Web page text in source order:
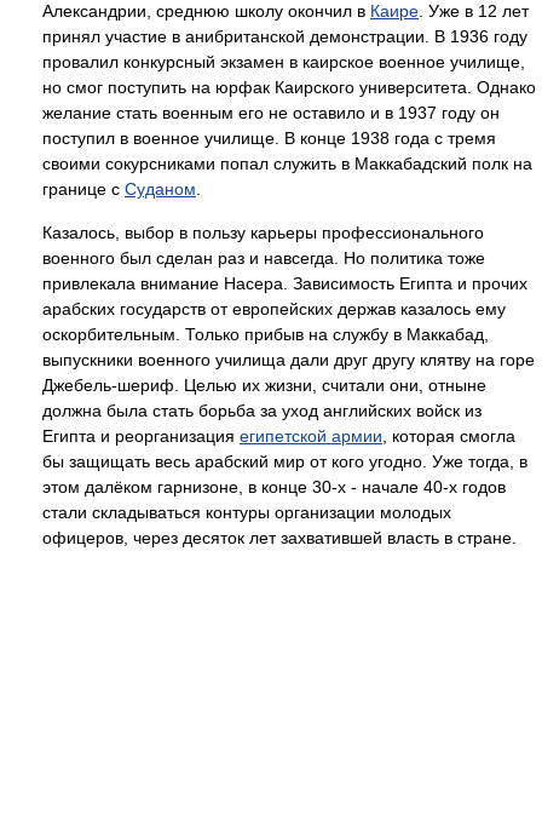
Александрии, среднюю школу окончил в Каире . Уже в 12 лет
принял участие в анибританской демонстрации. В 1936 году
провалил конкурсный экзамен в каирское военное училище,
но смог поступить на юрфак Каирского университета. Однако
желание стать военным его не оставило и в 1937 году он
поступил в военное училище. В конце 1938 года с тремя
своими сокурсниками попал служить в Маккабадский полк на
границе с Суданом
Казалось, выбор в пользу карьеры профессионального
военного был сделан раз и навсегда. Но политика тоже
привлекала внимание Насера. Зависимость Египта и прочих
арабских государств от европейских держав казалось ему
оскорбительным. Только прибыв на службу в Маккабад,
выпускники военного училища дали друг другу клятву на горе
Джебель-шериф. Целью их жизни, считали они, отныне
должна была стать борьба за уход английских войск из
Египта и реорганизация египетской армии , которая смогла
бы защищать весь арабский мир от кого угодно. Уже тогда, в
этом далёком гарнизоне, в конце 30-х - начале 40-х годов
стали складываться контуры организации молодых
офицеров, через десяток лет захватившей власть в стране.